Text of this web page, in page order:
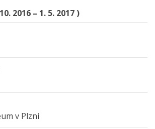
2016 – 1. 5. 2017 )
v Plzni